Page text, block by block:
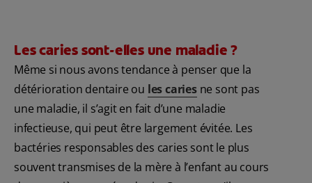
Les caries sont-elles une maladie ?
Même si nous avons tendance à penser que la
détérioration dentaire ou les cariesne sont pas
une maladie, il s’agit en fait d’une maladie
infectieuse, qui peut être largement évitée. Les
bactéries responsables des caries sont le plus
souvent transmises de la mère à l’enfant au cours